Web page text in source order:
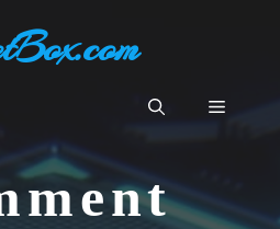
Menu